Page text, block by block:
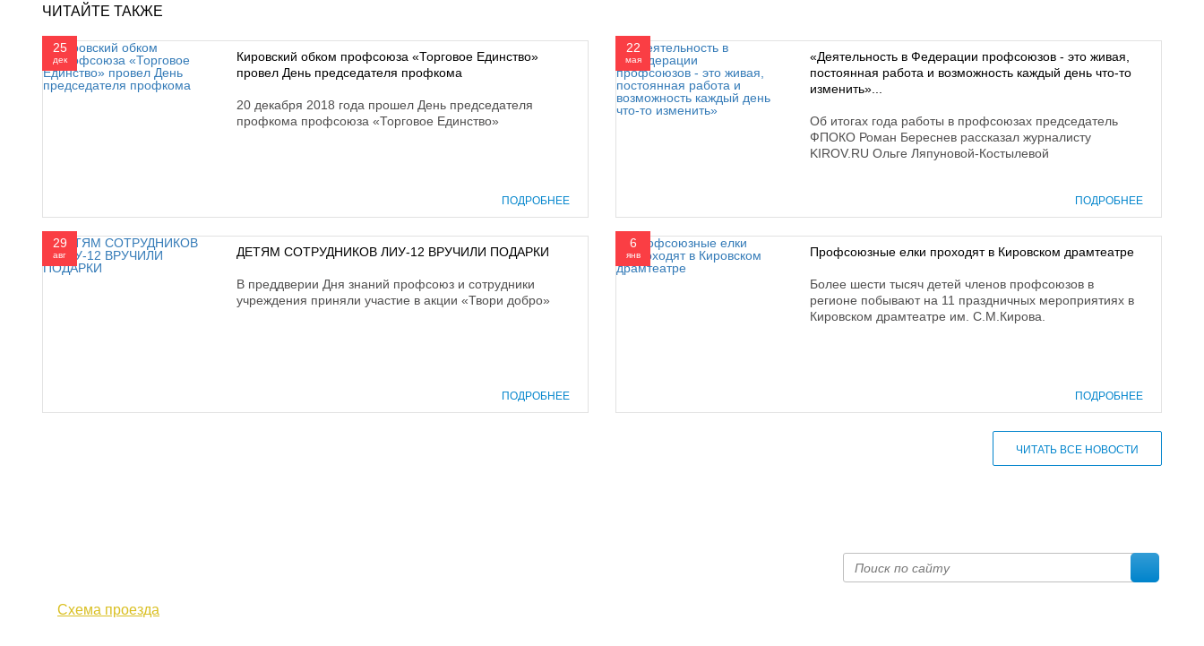
ЧИТАЙТЕ ТАКЖЕ
25
дек
Кировский обком профсоюза «Торговое Единство»
провел День председателя профкома
20 декабря 2018 года прошел День председателя
профкома профсоюза «Торговое Единство»
ПОДРОБНЕЕ
22
мая
«Деятельность в Федерации профсоюзов - это живая,
постоянная работа и возможность каждый день что-то
изменить»...
Об итогах года работы в профсоюзах председатель
ФПОКО Роман Береснев рассказал журналисту
KIROV.RU Ольге Ляпуновой-Костылевой
ПОДРОБНЕЕ
29
авг ДЕТЯМ СОТРУДНИКОВ ЛИУ-12 ВРУЧИЛИ ПОДАРКИ
В преддверии Дня знаний профсоюз и сотрудники
учреждения приняли участие в акции «Твори добро»
ПОДРОБНЕЕ
6
янв Профсоюзные елки проходят в Кировском драмтеатре
Более шести тысяч детей членов профсоюзов в
регионе побывают на 11 праздничных мероприятиях в
Кировском драмтеатре им. С.М.Кирова.
ПОДРОБНЕЕ
ЧИТАТЬ ВСЕ НОВОСТИ
Схема проезда